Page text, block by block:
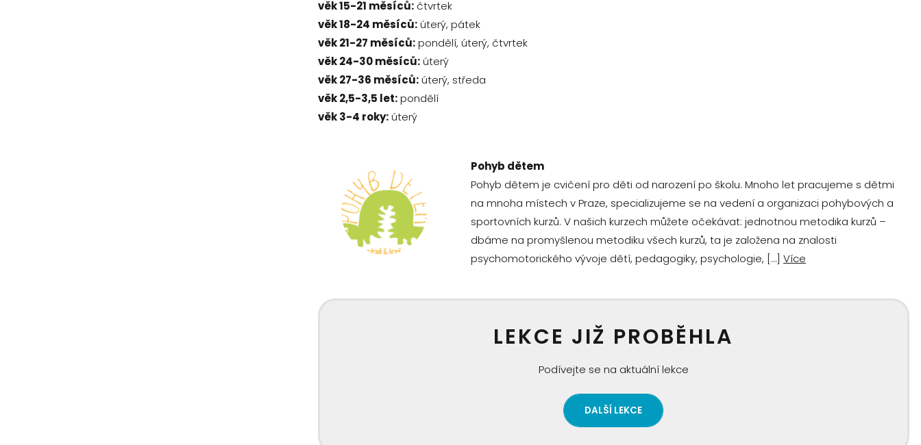
věk 15-21 měsíců:čtvrtek
věk 18-24 měsíců:úterý, pátek
věk 21-27 měsíců:pondělí, úterý, čtvrtek
věk 24-30 měsíců:úterý
věk 27-36 měsíců:úterý, středa
věk 2,5-3,5 let:pondělí
věk 3-4 roky:úterý
Pohyb dětem
Pohyb dětem je cvičení pro děti od narození po školu. Mnoho let pracujeme s dětmi
na mnoha místech v Praze, specializujeme se na vedení a organizaci pohybových a
sportovních kurzů. V našich kurzech můžete očekávat: jednotnou metodika kurzů –
dbáme na promyšlenou metodiku všech kurzů, ta je založena na znalosti
psychomotorického vývoje dětí, pedagogiky, psychologie, […] Více
LEKCE JIŽ PROBĚHLA
Podívejte se na aktuální lekce
DALŠÍ LEKCE